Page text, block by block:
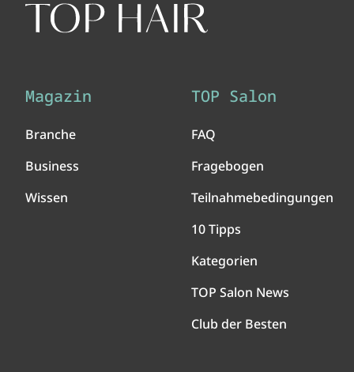
Magazin
Branche
Business
Wissen
TOP Salon
FAQ
Fragebogen
Teilnahmebedingungen
10 Tipps
Kategorien
TOP Salon News
Club der Besten